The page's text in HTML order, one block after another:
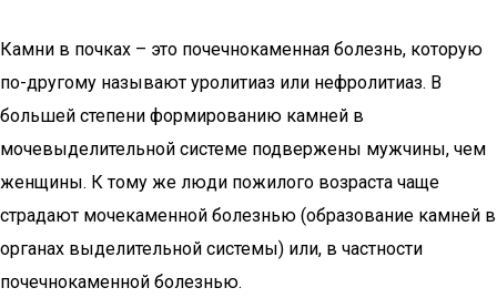
Камни в почках – это почечнокаменная болезнь, которую
по-другому называют уролитиаз или нефролитиаз. В
большей степени формированию камней в
мочевыделительной системе подвержены мужчины, чем
женщины. К тому же люди пожилого возраста чаще
страдают мочекаменной болезнью (образование камней в
органах выделительной системы) или, в частности
почечнокаменной болезнью.